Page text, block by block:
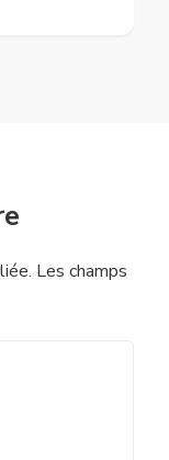
Les champs